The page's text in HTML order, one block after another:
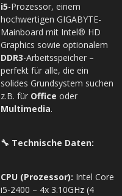
i5-Prozessor, einem
hochwertigen GIGABYTE-
Mainboard mit Intel® HD
Graphics sowie optionalem
DDR3-Arbeitsspeicher –
perfekt für alle, die ein
solides Grundsystem suchen
z.B. für Office oder
Multimedia.
🔧 Technische Daten:
CPU (Prozessor): Intel Core
i5-2400 – 4x 3.10GHz (4